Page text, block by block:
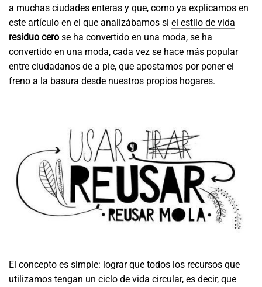
a muchas ciudades enteras y que, como ya explicamos en
este artículo en el que analizábamos si el estilo de vida
residuo cero se ha convertido en una moda, se ha
convertido en una moda, cada vez se hace más popular
entre ciudadanos de a pie, que apostamos por poner el
freno a la basura desde nuestros propios hogares.
El concepto es simple: lograr que todos los recursos que
utilizamos tengan un ciclo de vida circular, es decir, que